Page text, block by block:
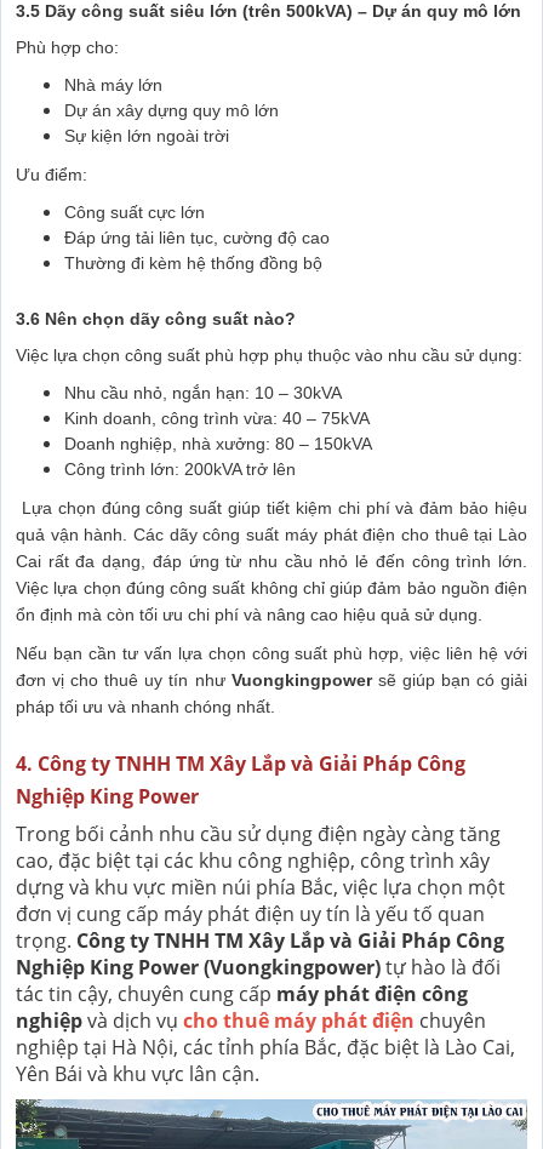
3.5 Dãy công suất siêu lớn (trên 500kVA) – Dự án quy mô lớn
Phù hợp cho:
Nhà máy lớn
Dự án xây dựng quy mô lớn
Sự kiện lớn ngoài trời
Ưu điểm:
Công suất cực lớn
Đáp ứng tải liên tục, cường độ cao
Thường đi kèm hệ thống đồng bộ
3.6 Nên chọn dãy công suất nào?
Việc lựa chọn công suất phù hợp phụ thuộc vào nhu cầu sử dụng:
Nhu cầu nhỏ, ngắn hạn: 10 – 30kVA
Kinh doanh, công trình vừa: 40 – 75kVA
Doanh nghiệp, nhà xưởng: 80 – 150kVA
Công trình lớn: 200kVA trở lên
Lựa chọn đúng công suất giúp tiết kiệm chi phí và đảm bảo hiệu
quả vận hành.Các dãy công suất máy phát điện cho thuê tại Lào
Cai rất đa dạng, đáp ứng từ nhu cầu nhỏ lẻ đến công trình lớn.
Việc lựa chọn đúng công suất không chỉ giúp đảm bảo nguồn điện
ổn định mà còn tối ưu chi phí và nâng cao hiệu quả sử dụng.
Nếu bạn cần tư vấn lựa chọn công suất phù hợp, việc liên hệ với
đơn vị cho thuê uy tín nhưVuongkingpower sẽ giúp bạn có giải
pháp tối ưu và nhanh chóng nhất.
4. Công ty TNHH TM Xây Lắp và Giải Pháp Công
Nghiệp King Power
Trong bối cảnh nhu cầu sử dụng điện ngày càng tăng
cao, đặc biệt tại các khu công nghiệp, công trình xây
dựng và khu vực miền núi phía Bắc, việc lựa chọn một
đơn vị cung cấp máy phát điện uy tín là yếu tố quan
trọng. Công ty TNHH TM Xây Lắp và Giải Pháp Công
Nghiệp King Power (Vuongkingpower)tự hào là đối
tác tin cậy, chuyên cung cấp máy phát điện công
nghiệpvà dịch vụ cho thuê máy phát điện chuyên
nghiệp tại Hà Nội, các tỉnh phía Bắc, đặc biệt là Lào Cai,
Yên Bái và khu vực lân cận.